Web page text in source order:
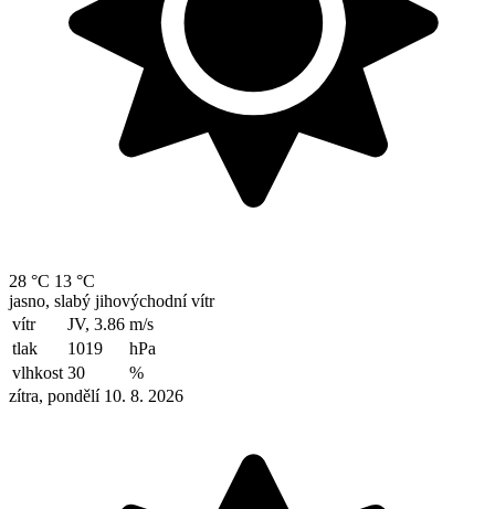
28 °C 13 °C
jasno, slabý jihovýchodní vítr
vítr
JV, 3.86 m/s
tlak
1019
hPa
vlhkost 30
%
zítra, pondělí 10. 8. 2026